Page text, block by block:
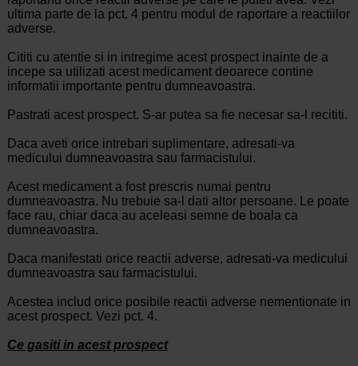
ultima parte de la pct. 4 pentru modul de raportare a reactiilor
adverse.
Cititi cu atentie si in intregime acest prospect inainte de a
incepe sa utilizati acest medicament deoarece contine
informatii importante pentru dumneavoastra.
Pastrati acest prospect. S-ar putea sa fie necesar sa-l recititi.
Daca aveti orice intrebari suplimentare, adresati-va
medicului dumneavoastra sau farmacistului.
Acest medicament a fost prescris numai pentru
dumneavoastra. Nu trebuie sa-l dati altor persoane. Le poate
face rau, chiar daca au aceleasi semne de boala ca
dumneavoastra.
Daca manifestati orice reactii adverse, adresati-va medicului
dumneavoastra sau farmacistului.
Acestea includ orice posibile reactii adverse nementionate in
acest prospect. Vezi pct. 4.
Ce gasiti in acest prospect